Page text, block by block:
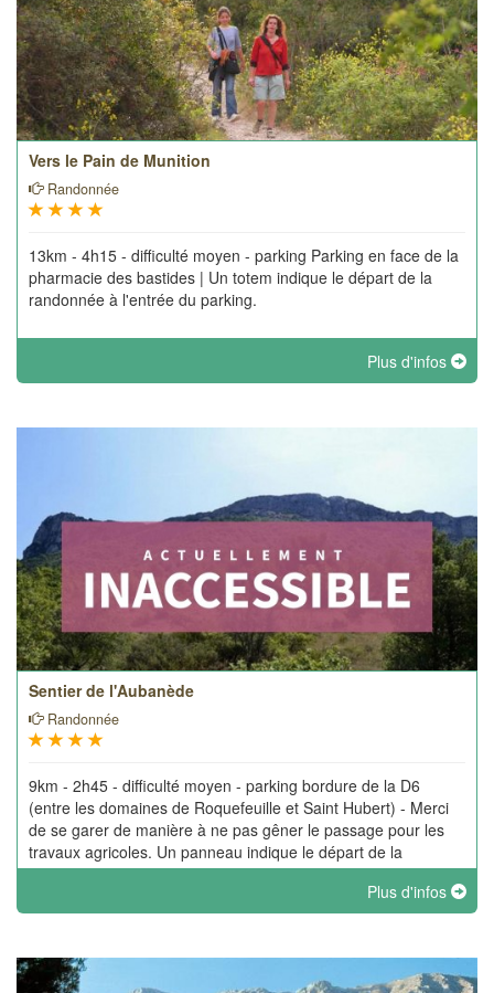
Vers le Pain de Munition
Randonnée
13km - 4h15 - difficulté moyen - parking Parking en face de la
pharmacie des bastides | Un totem indique le départ de la
randonnée à l'entrée du parking.
Plus d'infos
Sentier de l'Aubanède
Randonnée
9km - 2h45 - difficulté moyen - parking bordure de la D6
(entre les domaines de Roquefeuille et Saint Hubert) - Merci
de se garer de manière à ne pas gêner le passage pour les
travaux agricoles. Un panneau indique le départ de la
randonnée
Plus d'infos